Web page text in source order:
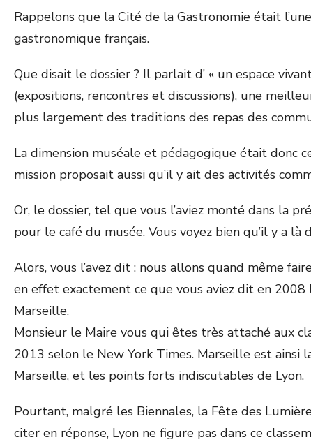
Rappelons que la Cité de la Gastronomie était
gastronomique français.
Que disait le dossier ? Il parlait d’ « un espace
(expositions, rencontres et discussions), une
plus largement des traditions des repas des
La dimension muséale et pédagogique était donc
mission proposait aussi qu’il y ait des activités
Or, le dossier, tel que vous l’aviez monté dans la
pour le café du musée. Vous voyez bien qu’il y a
Alors, vous l’avez dit : nous allons quand même
en effet exactement ce que vous aviez dit en
Marseille.
Monsieur le Maire vous qui êtes très attaché aux
2013 selon le New York Times. Marseille est
Marseille, et les points forts indiscutables de Lyon.
Pourtant, malgré les Biennales, la Fête des
citer en réponse, Lyon ne figure pas dans ce